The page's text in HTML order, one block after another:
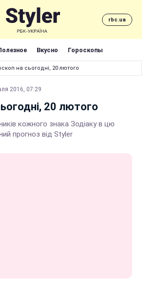
rbc.ua
Вкусно Гороскопы
на сьогодні, 20 лютого
2016, 07:29
20 лютого
кожного знака Зодіаку в цю
прогноз від Styler